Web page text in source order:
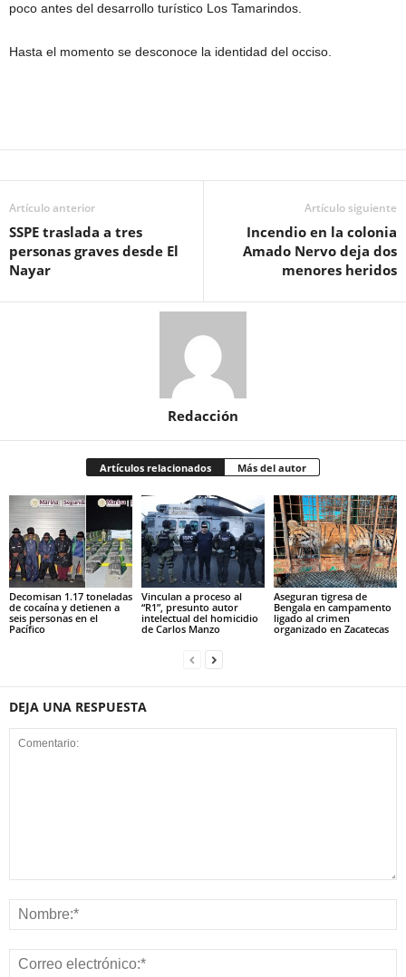
poco antes del desarrollo turístico Los Tamarindos.
Hasta el momento se desconoce la identidad del occiso.
Artículo anterior
SSPE traslada a tres
personas graves desde El
Nayar
Artículo siguiente
Incendio en la colonia
Amado Nervo deja dos
menores heridos
Redacción
Artículos relacionados Más del autor
Decomisan 1.17 toneladas
de cocaína y detienen a
seis personas en el
Pacífico
Vinculan a proceso al
“R1”, presunto autor
intelectual del homicidio
de Carlos Manzo
Aseguran tigresa de
Bengala en campamento
ligado al crimen
organizado en Zacatecas
DEJA UNA RESPUESTA